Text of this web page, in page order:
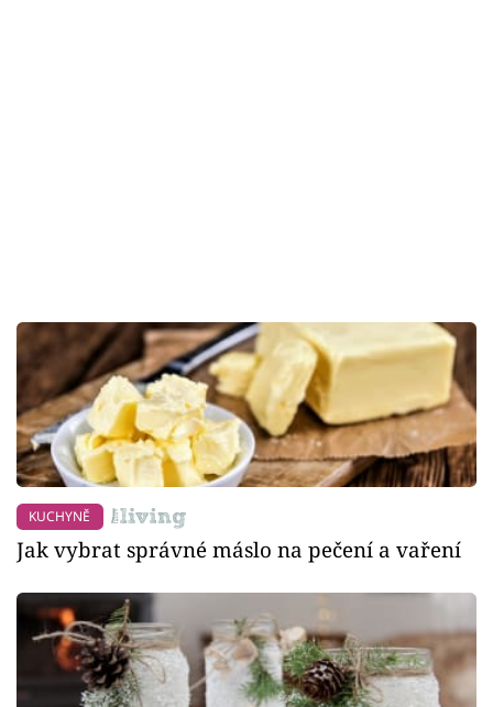
KUCHYNĚ
Jak vybrat správné máslo na pečení a vaření